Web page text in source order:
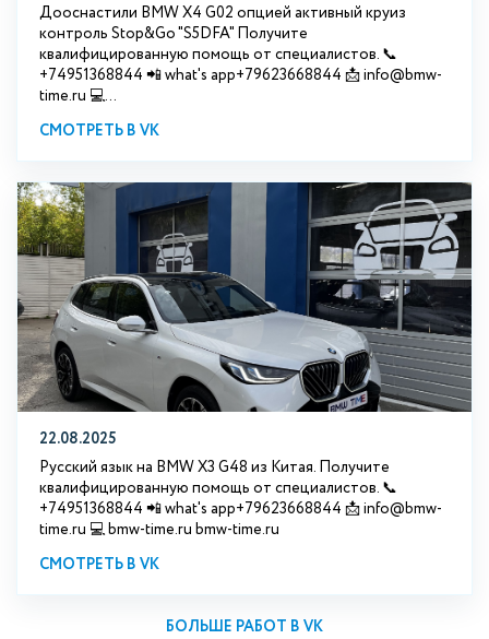
Дооснастили BMW X4 G02 опцией активный круиз
контроль Stop&Go "S5DFA" Получите
квалифицированную помощь от специалистов. 📞
+74951368844 📲 what's app+79623668844 📩 info@bmw-
time.ru 💻...
СМОТРЕТЬ В VK
22.08.2025
Русский язык на BMW X3 G48 из Китая. Получите
квалифицированную помощь от специалистов. 📞
+74951368844 📲 what's app+79623668844 📩 info@bmw-
time.ru 💻 bmw-time.ru bmw-time.ru
СМОТРЕТЬ В VK
БОЛЬШЕ РАБОТ В VK